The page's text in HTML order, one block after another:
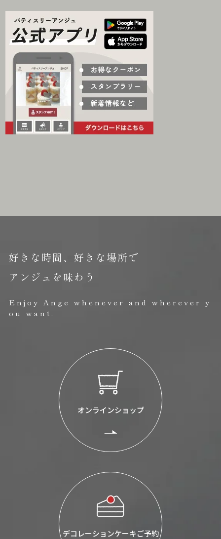
好きな時間、好きな場所で
アンジュを味わう
Enjoy Ange whenever and wherever y
ou want.
オンラインショップ
デコレーションケーキご予約